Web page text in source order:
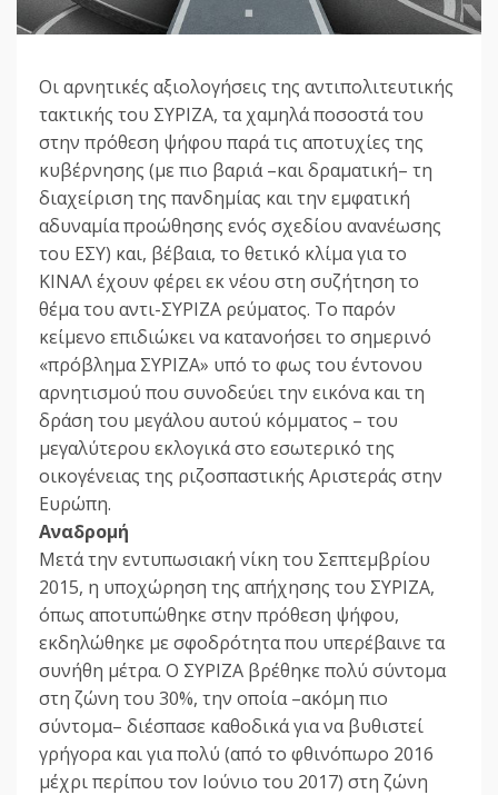
Οι αρνητικές αξιολογήσεις της αντιπολιτευτικής
τακτικής του ΣΥΡΙΖΑ, τα χαμηλά ποσοστά του
στην πρόθεση ψήφου παρά τις αποτυχίες της
κυβέρνησης (με πιο βαριά –και δραματική– τη
διαχείριση της πανδημίας και την εμφατική
αδυναμία προώθησης ενός σχεδίου ανανέωσης
του ΕΣΥ) και, βέβαια, το θετικό κλίμα για το
ΚΙΝΑΛ έχουν φέρει εκ νέου στη συζήτηση το
θέμα του αντι-ΣΥΡΙΖΑ ρεύματος. Το παρόν
κείμενο επιδιώκει να κατανοήσει το σημερινό
«πρόβλημα ΣΥΡΙΖΑ» υπό το φως του έντονου
αρνητισμού που συνοδεύει την εικόνα και τη
δράση του μεγάλου αυτού κόμματος – του
μεγαλύτερου εκλογικά στο εσωτερικό της
οικογένειας της ριζοσπαστικής Αριστεράς στην
Ευρώπη.
Αναδρομή
Μετά την εντυπωσιακή νίκη του Σεπτεμβρίου
2015, η υποχώρηση της απήχησης του ΣΥΡΙΖΑ,
όπως αποτυπώθηκε στην πρόθεση ψήφου,
εκδηλώθηκε με σφοδρότητα που υπερέβαινε τα
συνήθη μέτρα. Ο ΣΥΡΙΖΑ βρέθηκε πολύ σύντομα
στη ζώνη του 30%, την οποία –ακόμη πιο
σύντομα– διέσπασε καθοδικά για να βυθιστεί
γρήγορα και για πολύ (από το φθινόπωρο 2016
μέχρι περίπου τον Ιούνιο του 2017) στη ζώνη